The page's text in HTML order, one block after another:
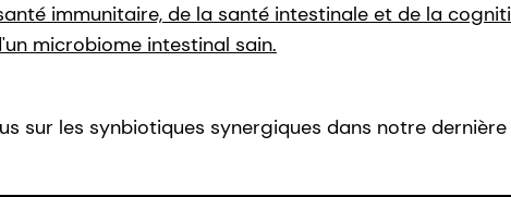
immunitaire, de la santé intestinale et de la
microbiome intestinal sain.
sur les synbiotiques synergiques dans notre dernière